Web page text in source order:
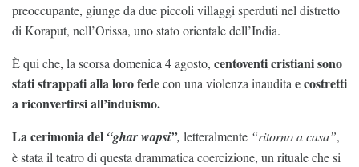
preoccupante, giunge da due piccoli villaggi sperduti nel distretto
di Koraput, nell’Orissa, uno stato orientale dell’India.
È qui che, la scorsa domenica 4 agosto, centoventi cristiani sono
stati strappati alla loro fedecon una violenza inaudita e costretti
a riconvertirsi all’induismo.
La cerimonia del “ghar wapsi”, letteralmente “ritorno a casa”,
è stata il teatro di questa drammatica coercizione, un rituale che si